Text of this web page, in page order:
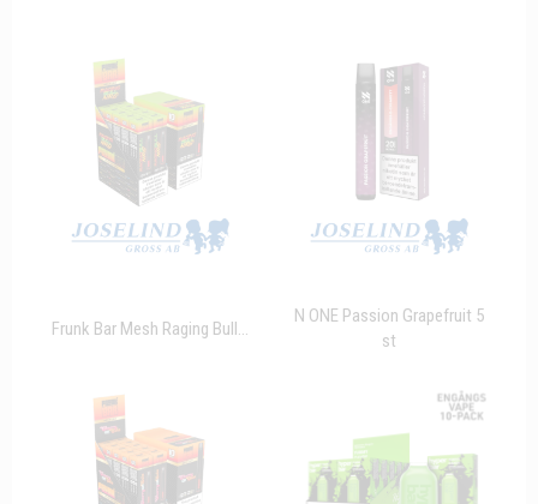
Frunk Bar Mesh Raging Bull...
N ONE Passion Grapefruit 5
st